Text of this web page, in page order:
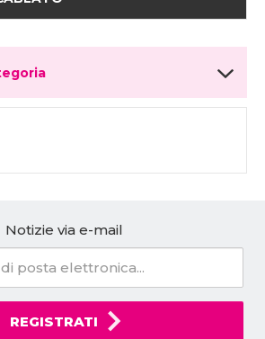
Notizie via e-mail
REGISTRATI